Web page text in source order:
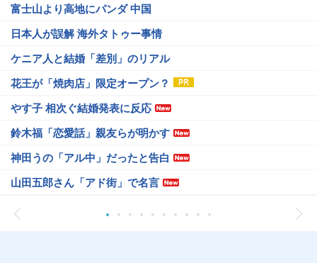
富士山より高地にパンダ 中国
日本人が誤解 海外タトゥー事情
ケニア人と結婚「差別」のリアル
花王が「焼肉店」限定オープン？
やす子 相次ぐ結婚発表に反応
鈴木福「恋愛話」親友らが明かす
神田うの「アル中」だったと告白
山田五郎さん「アド街」で名言